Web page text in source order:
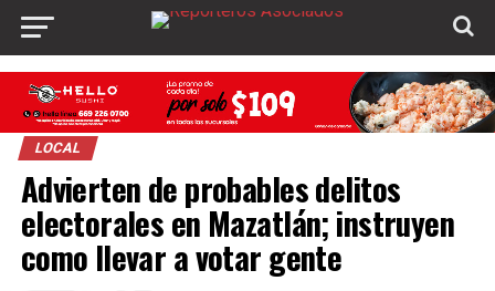
LOCAL
Advierten de probables delitos
electorales en Mazatlán; instruyen
como llevar a votar gente